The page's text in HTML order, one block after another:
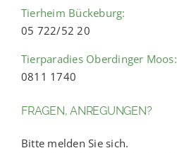
Tierheim Bückeburg:
05 722/52 20
Tierparadies Oberdinger Moos:
0811 1740
FRAGEN, ANREGUNGEN?
Bitte melden Sie sich.